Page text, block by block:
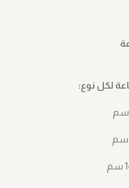
لكل نوع: